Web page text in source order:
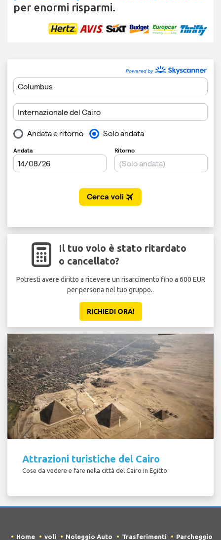
per enormi risparmi.
Il tuo volo è stato ritardato
o cancellato?
Potresti avere diritto a ricevere un risarcimento fino a 600 EUR
per persona nel tuo gruppo..
RICHIEDI ORA!
Attrazioni turistiche del Cairo
Cose da vedere e fare nella città del Cairo in Egitto.
Home voli Noleggio Auto Trasferimenti Parcheggio